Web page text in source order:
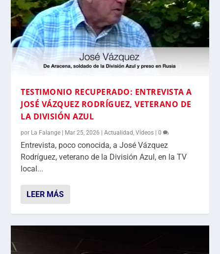
TESTIMONIO RECUPERADO: ENTREVISTA A
JOSÉ VÁZQUEZ RODRÍGUEZ, VETERANO DE
LA DIVISIÓN AZUL
por La Falange Mar 25, 2026 |Actualidad,Vídeos |0
Entrevista, poco conocida, a José Vázquez
Rodríguez, veterano de la División Azul, en la TV
local...
LEER MÁS